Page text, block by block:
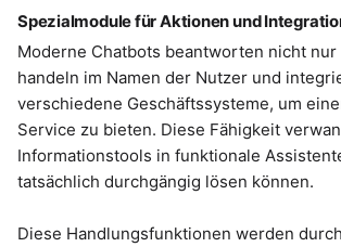
Spezialmodule für Aktionen und
Moderne Chatbots beantworten nicht nur
handeln im Namen der Nutzer und
verschiedene Geschäftssysteme, um
Service zu bieten. Diese Fähigkeit
Informationstools in funktionale
tatsächlich durchgängig lösen können.
Diese Handlungsfunktionen werden